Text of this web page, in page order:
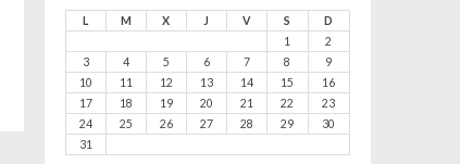
L M X J V S
D
1
2
3
4 5 6 7 8
9
10
11 12 13 14 15
16
17
18 19 20 21 22
23
24
25 26 27 28 29
30
31